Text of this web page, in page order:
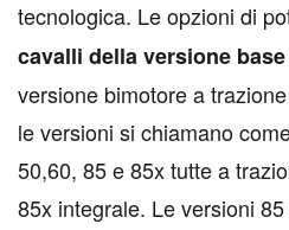
tecnologica. Le opzioni di
cavalli della versione
versione bimotore a
le versioni si chiamano
50,60, 85 e 85x tutte a
85x integrale. Le versioni